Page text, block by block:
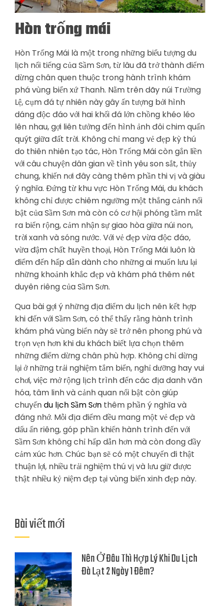
Hòn trống mái
Hòn Trống Mái là một trong những biểu tượng du
lịch nổi tiếng của Sầm Sơn, từ lâu đã trở thành điểm
dừng chân quen thuộc trong hành trình khám
phá vùng biển xứ Thanh. Nằm trên dãy núi Trường
Lệ, cụm đá tự nhiên này gây ấn tượng bởi hình
dáng độc đáo với hai khối đá lớn chồng khéo léo
lên nhau, gợi liên tưởng đến hình ảnh đôi chim quấn
quýt giữa đất trời. Không chỉ mang vẻ đẹp kỳ thú
do thiên nhiên tạo tác, Hòn Trống Mái còn gắn liền
với câu chuyện dân gian về tình yêu son sắt, thủy
chung, khiến nơi đây càng thêm phần thi vị và giàu
ý nghĩa. Đứng từ khu vực Hòn Trống Mái, du khách
không chỉ được chiêm ngưỡng một thắng cảnh nổi
bật của Sầm Sơn mà còn có cơ hội phóng tầm mắt
ra biển rộng, cảm nhận sự giao hòa giữa núi non,
trời xanh và sóng nước. Với vẻ đẹp vừa độc đáo,
vừa đậm chất huyền thoại, Hòn Trống Mái luôn là
điểm đến hấp dẫn dành cho những ai muốn lưu lại
những khoảnh khắc đẹp và khám phá thêm nét
duyên riêng của Sầm Sơn.
Qua bài gợi ý những địa điểm du lịch nên kết hợp
khi đến với Sầm Sơn, có thể thấy rằng hành trình
khám phá vùng biển này sẽ trở nên phong phú và
trọn vẹn hơn khi du khách biết lựa chọn thêm
những điểm dừng chân phù hợp. Không chỉ dừng
lại ở những trải nghiệm tắm biển, nghỉ dưỡng hay vui
chơi, việc mở rộng lịch trình đến các địa danh văn
hóa, tâm linh và cảnh quan nổi bật còn giúp
chuyếndu lịch Sầm Sơn thêm phần ý nghĩa và
đáng nhớ. Mỗi địa điểm đều mang một vẻ đẹp và
dấu ấn riêng, góp phần khiến hành trình đến với
Sầm Sơn không chỉ hấp dẫn hơn mà còn đong đầy
cảm xúc hơn. Chúc bạn sẽ có một chuyến đi thật
thuận lợi, nhiều trải nghiệm thú vị và lưu giữ được
thật nhiều kỷ niệm đẹp tại vùng biển xinh đẹp này.
Bài viết mới
Nên Ở Đâu Thì Hợp Lý Khi Du Lịch
Đà Lạt 2 Ngày 1 Đêm?